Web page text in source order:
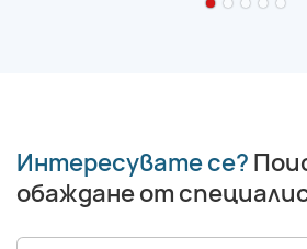
Интересувате се?
обаждане от